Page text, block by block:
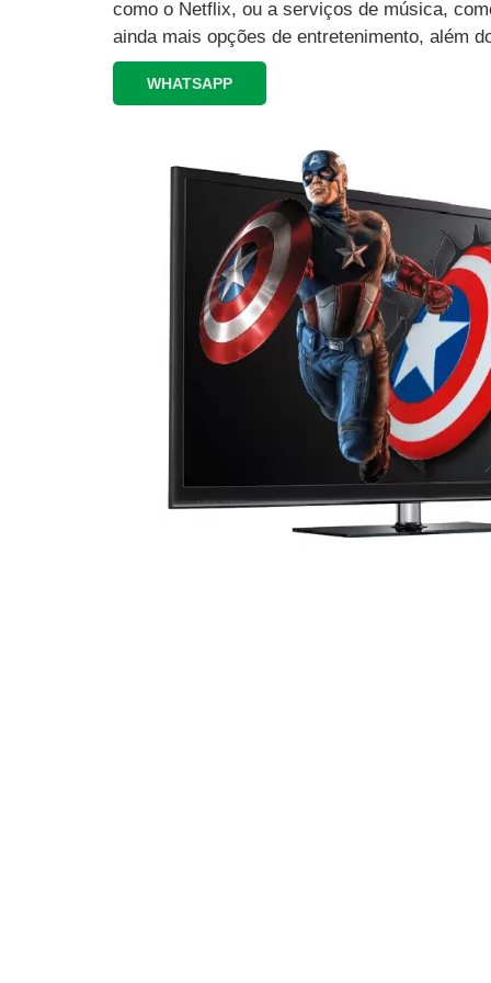
como o Netflix, ou a serviços de música,
ainda mais opções de entretenimento, além
WHATSAPP